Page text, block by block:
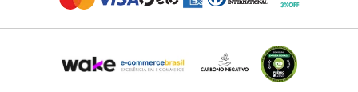
Trabalhe Conosco
Política de Privacidade